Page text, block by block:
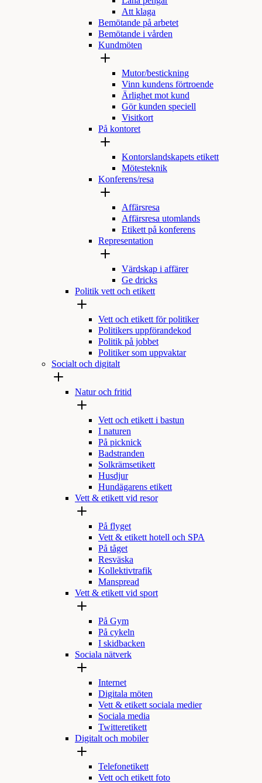
Att klaga
Bemötande på arbetet
Bemötande i vården
Kundmöten
Mutor/bestickning
Vinn kundens förtroende
Ärlighet mot kund
Gör kunden speciell
Visitkort
På kontoret
Kontorslandskapets etikett
Mötesteknik
Konferens/resa
Affärsresa
Affärsresa utomlands
Etikett på konferens
Representation
Värdskap i affärer
Ge dricks
Politik vett och etikett
Vett och etikett för politiker
Politikers uppförandekod
Politik på jobbet
Politiker som uppvaktar
Socialt och digitalt
Natur och fritid
Vett och etikett i bastun
I naturen
På picknick
Badstranden
Solkrämsetikett
Husdjur
Hundägarens etikett
Vett & etikett vid resor
På flyget
Vett & etikett hotell och SPA
På tåget
Resväska
Kollektivtrafik
Manspread
Vett & etikett vid sport
På Gym
På cykeln
I skidbacken
Sociala nätverk
Internet
Digitala möten
Vett & etikett sociala medier
Sociala media
Twitteretikett
Digitalt och mobiler
Telefonetikett
Vett och etikett foto